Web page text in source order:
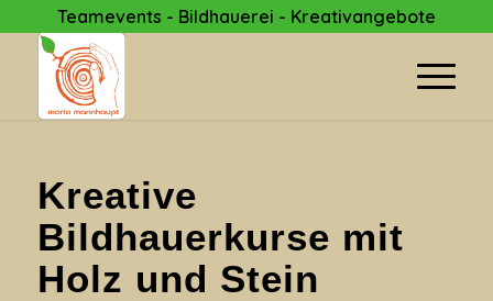
Teamevents - Bildhauerei - Kreativangebote
Kreative
Bildhauerkurse mit
Holz und Stein